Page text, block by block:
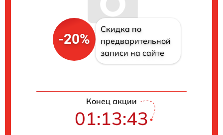
-20%
Скидка по
предварительной
записи на сайте
Конец акции
01:13:42